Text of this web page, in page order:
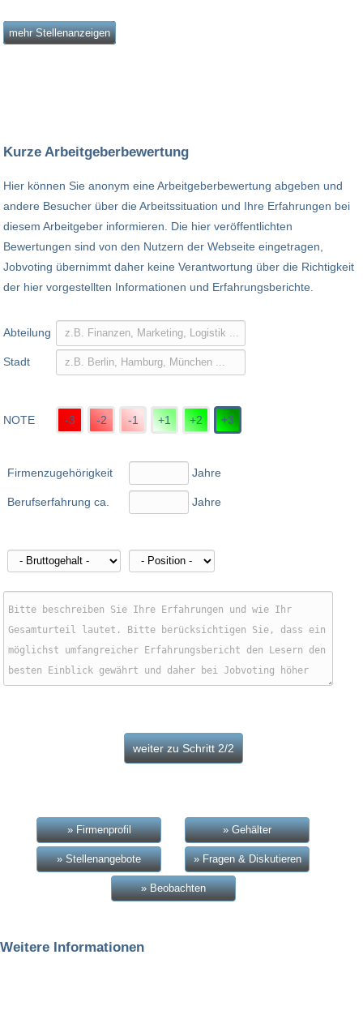
mehr Stellenanzeigen
Kurze Arbeitgeberbewertung
Hier können Sie anonym eine Arbeitgeberbewertung abgeben und
andere Besucher über die Arbeitssituation und Ihre Erfahrungen bei
diesem Arbeitgeber informieren. Die hier veröffentlichten
Bewertungen sind von den Nutzern der Webseite eingetragen,
Jobvoting übernimmt daher keine Verantwortung über die Richtigkeit
der hier vorgestellten Informationen und Erfahrungsberichte.
Abteilung
Stadt
NOTE -3 -2 -1 +1 +2 +3
Firmenzugehörigkeit
Berufserfahrung ca.
Jahre
Jahre
» Firmenprofil » Gehälter
» Stellenangebote » Fragen & Diskutieren
» Beobachten
Weitere Informationen